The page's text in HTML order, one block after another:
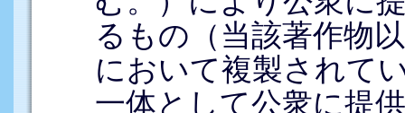
るもの（当該著作物
において複製されて
一体として公衆に提